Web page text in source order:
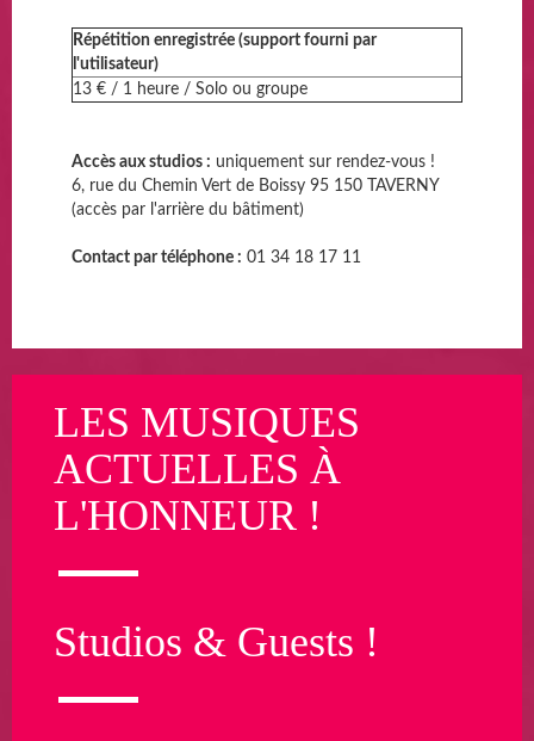
Répétition enregistrée (support fourni par
l'utilisateur)
13 € / 1 heure / Solo ou groupe
Accès aux studios : uniquement sur rendez-vous !
6, rue du Chemin Vert de Boissy 95 150 TAVERNY
(accès par l'arrière du bâtiment)
Contact par téléphone : 01 34 18 17 11
LES MUSIQUES
ACTUELLES À
L'HONNEUR !
Studios & Guests !